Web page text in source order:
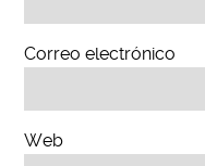
Correo electrónico
Web